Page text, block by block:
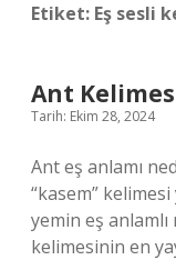
Etiket: Eş sesli
Ant
Tarih: Ekim 28, 2024
Ant eş anlamı
“kasem”
yemin eş anlamlı
kelimesinin en